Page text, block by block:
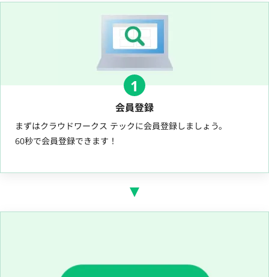
1
会員登録
まずはクラウドワークス テックに会員登録しましょう。
60秒で会員登録できます！